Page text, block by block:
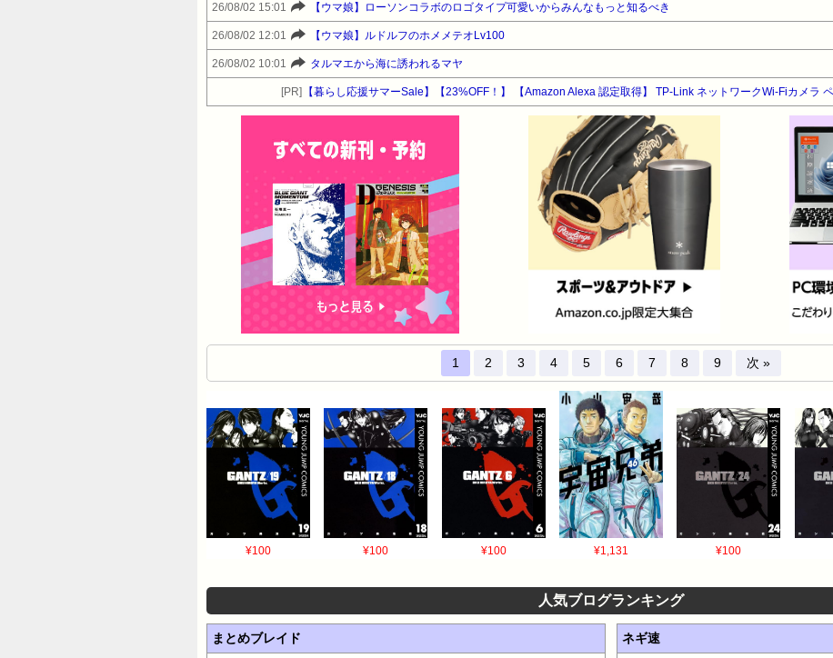
26/08/02 15:01 【ウマ娘】ローソンコラボのロゴタイプ可愛いからみんなもっと知るべき
26/08/02 12:01 【ウマ娘】ルドルフのホメメテオLv100
26/08/02 10:01 タルマエから海に誘われるマヤ
[PR]
1 2 3 4 5 6 7 8 9 次 »
¥100 ¥100 ¥100 ¥1,131 ¥100
人気ブログランキング
まとめブレイド ネギ速